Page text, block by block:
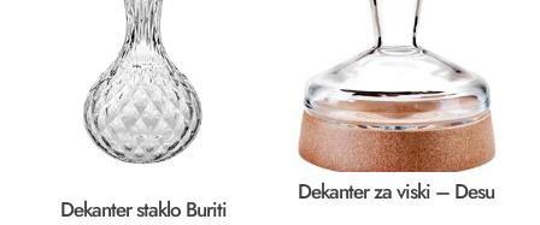
Dekanter staklo Buriti
Dekanter za viski – Desu